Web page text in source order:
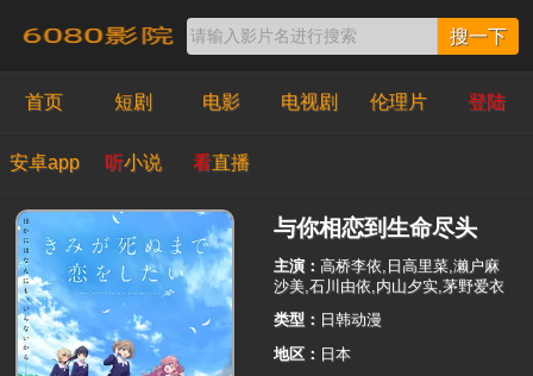
搜一下
首页 短剧 电影 电视剧 伦理片 登陆
安卓app 听小说 看直播
与你相恋到生命尽头
主演：高桥李依,日高里菜,濑户麻
沙美,石川由依,内山夕实,茅野爱衣
类型： 日韩动漫
地区： 日本